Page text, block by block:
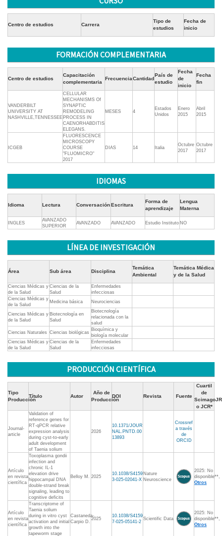
Centro de estudios Carrera
Tipo de
estudios
Fecha de
inicio
FORMACIÓN COMPLEMENTARIA
Centro de estudios
Capacitación
complementaria
FrecuenciaCantidad
País de
estudio
Fecha
de
inicio
Fecha
fin
VANDERBILT
UNIVERSITY AT
NASHVILLE,TENNESSEE
CELLULAR
MECHANISMS Of
SYNAPTIC
REMODELING
PROCESS IN
CAENORHABDITIS
ELEGANS.
MESES 4
Estados
Unidos
Enero
2015
Abril
2015
ICGEB
FLUORESCENCE
MICROSCOPY
COURSE
"FLUOMICRO"
2017
DIAS 14 Italia
Octubre
2017
Octubre
2017
IDIOMAS
Idioma Lectura ConversaciónEscritura
Forma de
aprendizaje
Lengua
Materna
INGLES
AVANZADO
SUPERIOR
AVANZADO AVANZADO Estudio Instituto NO
LÍNEA DE INVESTIGACIÓN
Área Sub área Disciplina
Temática
Ambiental
Temática Médica
y de la Salud
Ciencias Médicas y
de la Salud
Ciencias de la
Salud
Enfermedades
infecciosas
Ciencias Médicas y
de la Salud
Medicina básica Neurociencias
Ciencias Médicas y
de la Salud
Biotecnología en
Salud
Biotecnología
relacionada con la
salud
Ciencias Naturales Ciencias biológicas
Bioquímica y
biología molecular
Ciencias Médicas y
de la Salud
Ciencias de la
Salud
Enfermedades
infecciosas
PRODUCCIÓN CIENTÍFICA
Tipo
Producción
Título Autor
Año de
Producción
DOI Revista Fuente
Cuartil
de
ScimagoJR
o JCR*
Journal-
article
Validation of
reference genes for
RT-qPCR relative
expression analysis
during cyst-to-early
adult development
of Taenia solium
2026
10.1371/JOUR
NAL.PNTD.00
13893
Crossref
a través
de
ORCID
Artículo
en revista
científica
Toxoplasma gondii
infection and
chronic IL-1
elevation drive
hippocampal DNA
double-strand break
signaling, leading to
cognitive deficits
Belloy M. 2025
10.1038/S4159
3-025-02041-X
Nature
Neuroscience
2025: No
disponible**,
Otros
Artículo
en revista
científica
Transcriptome of
Taenia solium
during in vitro cyst
activation and initial
growth into the
tapeworm stage
Castaneda-
Carpio D.
2025
10.1038/S4159
7-025-05141-2
Scientific Data
2025: No
disponible**,
Otros